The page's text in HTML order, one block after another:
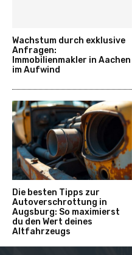
Wachstum durch exklusive
Anfragen:
Immobilienmakler in Aachen
im Aufwind
Die besten Tipps zur
Autoverschrottung in
Augsburg: So maximierst
du den Wert deines
Altfahrzeugs